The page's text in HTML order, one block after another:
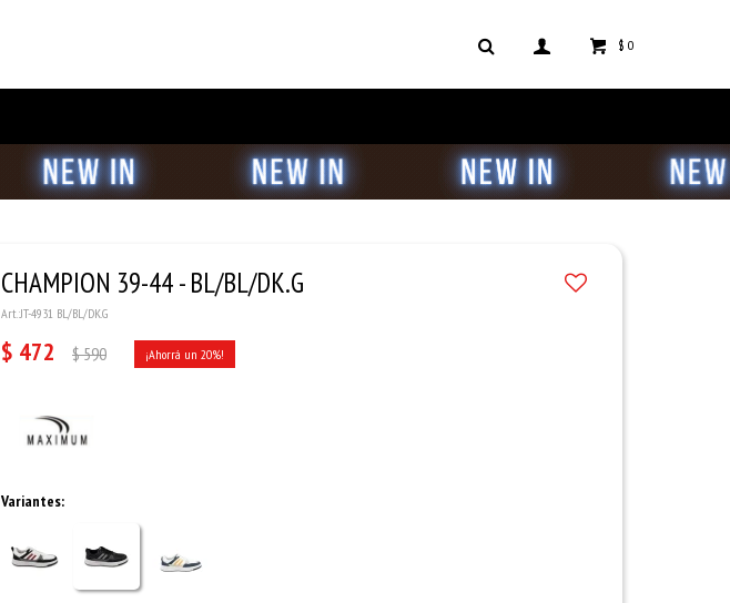
$ 0
CHAMPION 39-44 - BL/BL/DK.G
JT-4931 BL/BL/DK.G
$ 472 $590 20
Variantes: